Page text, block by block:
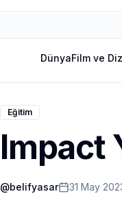
DünyaFilm ve
Eğitim
Impact
@belifyasar 31 May